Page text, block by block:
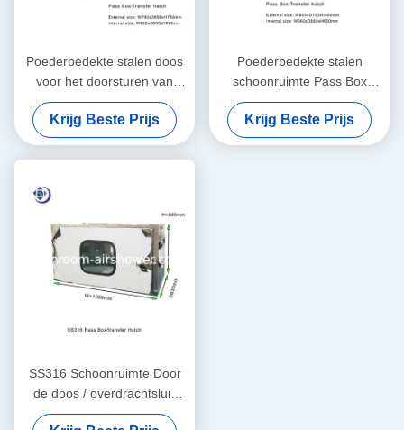
Poederbedekte stalen doos
voor het doorsturen van
goederen naar de
schoonkamer
600x600x600mm
Krijg Beste Prijs
Poederbedekte stalen
schoonruimte Pass Box
Transfer Hook In Grootte
W650xD650xH660mm
Krijg Beste Prijs
SS316 Schoonruimte Door
de doos / overdrachtsluis
zonder filtratie